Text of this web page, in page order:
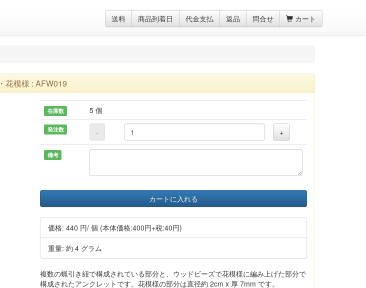
送料 商品到着日 代金支払 返品 問合せ カート
花模様 : AFW019
在庫数 5 個
発注数 - +
備考
カートに入れる
価格:440 円/ 個 (本体価格:400円+税:40円)
重量: 約 4 グラム
複数の蝋引き紐で構成されている部分と、ウッドビーズで花模様に編み上げた部分で
構成されたアンクレットです。花模様の部分は直径約 2cm x 厚 7mm です。